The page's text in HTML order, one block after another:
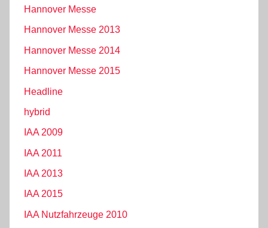
Hannover Messe
Hannover Messe 2013
Hannover Messe 2014
Hannover Messe 2015
Headline
hybrid
IAA 2009
IAA 2011
IAA 2013
IAA 2015
IAA Nutzfahrzeuge 2010